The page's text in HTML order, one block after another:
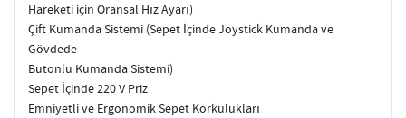
Hareketi için Oransal Hız Ayarı)
Çift Kumanda Sistemi (Sepet İçinde Joystick Kumanda ve
Gövdede
Butonlu Kumanda Sistemi)
Sepet İçinde 220 V Priz
Emniyetli ve Ergonomik Sepet Korkulukları